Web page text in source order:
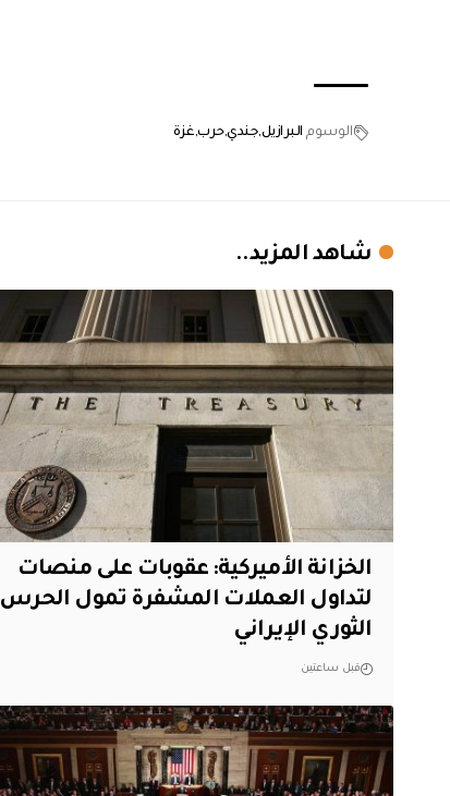
الوسوم البرازيل جنديحرب غزة
شاهد المزيد..
الخزانة الأميركية: عقوبات على منصات
لتداول العملات المشفرة تمول الحرس
الثوري الإيراني
قبل ساعتين